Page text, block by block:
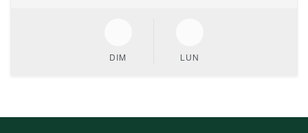
DIM LUN